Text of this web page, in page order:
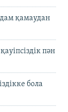
қамаудан
пән
бола